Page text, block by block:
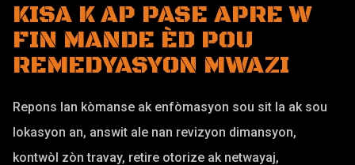
KISA K AP PASE APRE W
FIN MANDE ÈD POU
REMEDYASYON MWAZI
Repons lan kòmanse ak enfòmasyon sou sit la ak sou
lokasyon an, answit ale nan revizyon dimansyon,
kontwòl zòn travay, retire otorize ak netwayaj,